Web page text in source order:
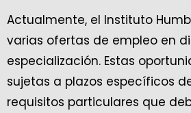
Actualmente, el Instituto
varias ofertas de empleo en
especialización. Estas
sujetas a plazos específicos
requisitos particulares que